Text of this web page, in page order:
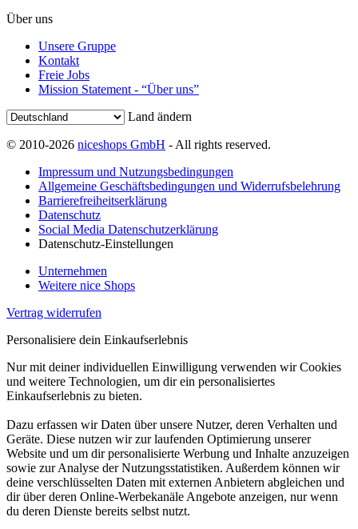
Über uns
Unsere Gruppe
Kontakt
Freie Jobs
Mission Statement - “Über uns”
Land ändern
© 2010-2026 niceshops GmbH - All rights reserved.
Impressum und Nutzungsbedingungen
Allgemeine Geschäftsbedingungen und Widerrufsbelehrung
Barrierefreiheitserklärung
Datenschutz
Social Media Datenschutzerklärung
Datenschutz-Einstellungen
Unternehmen
Weitere nice Shops
Vertrag widerrufen
Personalisiere dein Einkaufserlebnis
Nur mit deiner individuellen Einwilligung verwenden wir Cookies
und weitere Technologien, um dir ein personalisiertes
Einkaufserlebnis zu bieten.
Dazu erfassen wir Daten über unsere Nutzer, deren Verhalten und
Geräte. Diese nutzen wir zur laufenden Optimierung unserer
Website und um dir personalisierte Werbung und Inhalte anzuzeigen
sowie zur Analyse der Nutzungsstatistiken. Außerdem können wir
deine verschlüsselten Daten mit externen Anbietern abgleichen und
dir über deren Online-Werbekanäle Angebote anzeigen, nur wenn
du deren Dienste bereits selbst nutzt.